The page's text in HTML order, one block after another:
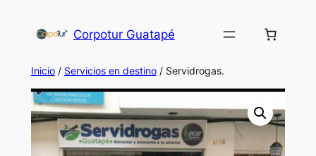
Corpotur Guatapé
Inicio/ Servicios en destino/ Servidrogas.